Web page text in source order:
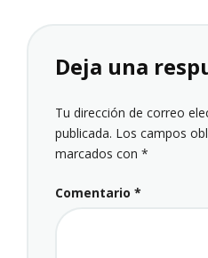
Deja una
Tu dirección de correo
publicada. Los campos
marcados con *
Comentario *